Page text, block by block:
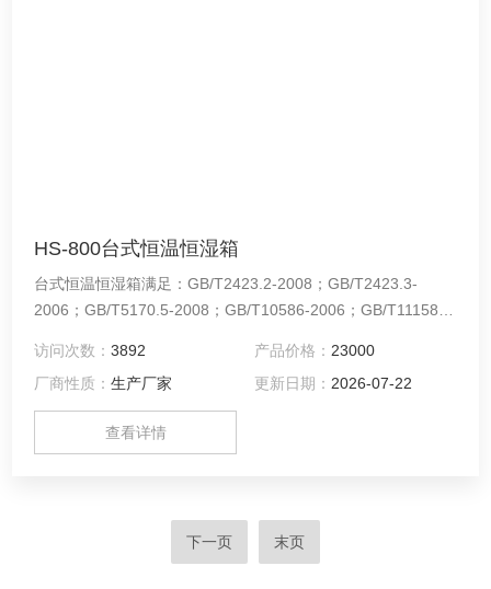
HS-800台式恒温恒湿箱
台式恒温恒湿箱满足：GB/T2423.2-2008；GB/T2423.3-
2006；GB/T5170.5-2008；GB/T10586-2006；GB/T11158-
访问次数：3892 产品价格： 23000
厂商性质：生产厂家 更新日期： 2026-07-22
查看详情
下一页 末页